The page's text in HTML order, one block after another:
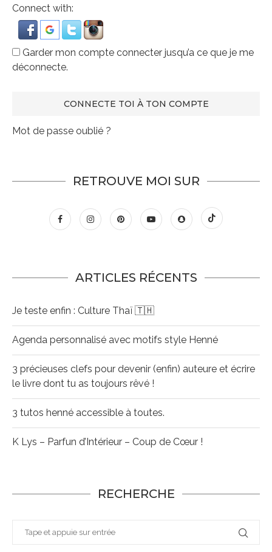
Connect with:
Garder mon compte connecter jusqu’a ce que je me
déconnecte.
Mot de passe oublié ?
RETROUVE MOI SUR
ARTICLES RÉCENTS
Je teste enfin : Culture Thaï 🇹🇭
Agenda personnalisé avec motifs style Henné
3 précieuses clefs pour devenir (enfin) auteure et écrire
le livre dont tu as toujours rêvé !
3 tutos henné accessible à toutes.
K Lys – Parfun d’Intérieur – Coup de Cœur !
RECHERCHE